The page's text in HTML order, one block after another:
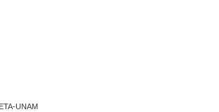
UNAM